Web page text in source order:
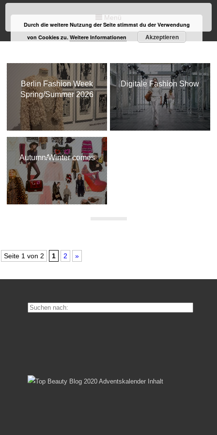
Menü
Berlin Fashion Week
Spring/Summer 2026
Digitale Fashion Show
Autumn/Winter comes
Seite 1 von 2 1 2 »
Durch die weitere Nutzung der Seite stimmst du der Verwendung
von Cookies zu.Weitere Informationen Akzeptieren